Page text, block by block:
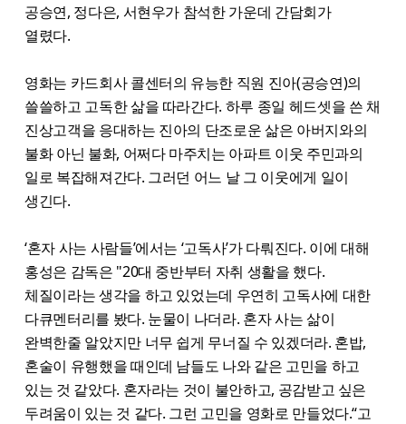
공승연, 정다은, 서현우가 참석한 가운데 간담회가
열렸다.
영화는 카드회사 콜센터의 유능한 직원 진아(공승연)의
쓸쓸하고 고독한 삶을 따라간다. 하루 종일 헤드셋을 쓴 채
진상고객을 응대하는 진아의 단조로운 삶은 아버지와의
불화 아닌 불화, 어쩌다 마주치는 아파트 이웃 주민과의
일로 복잡해져간다. 그러던 어느 날 그 이웃에게 일이
생긴다.
‘혼자 사는 사람들’에서는 ‘고독사’가 다뤄진다. 이에 대해
홍성은 감독은 "20대 중반부터 자취 생활을 했다.
체질이라는 생각을 하고 있었는데 우연히 고독사에 대한
다큐멘터리를 봤다. 눈물이 나더라. 혼자 사는 삶이
완벽한줄 알았지만 너무 쉽게 무너질 수 있겠더라. 혼밥,
혼술이 유행했을 때인데 남들도 나와 같은 고민을 하고
있는 것 같았다. 혼자라는 것이 불안하고, 공감받고 싶은
두려움이 있는 것 같다. 그런 고민을 영화로 만들었다.“고